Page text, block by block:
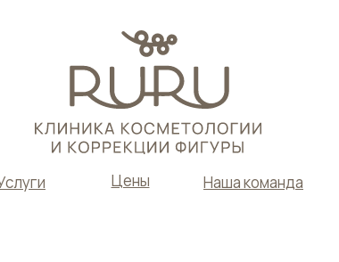
Наша команда
Цены